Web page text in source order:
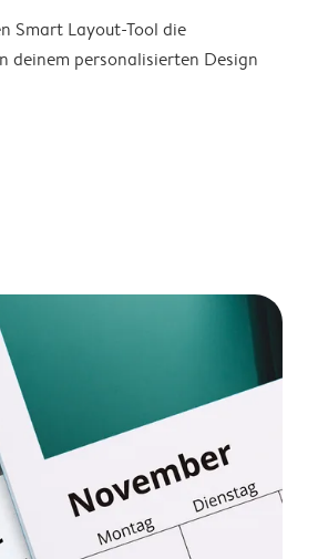
Smart Layout-Tool die
deinem personalisierten Design